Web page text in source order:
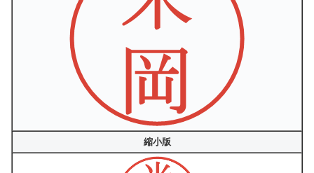
縮小版